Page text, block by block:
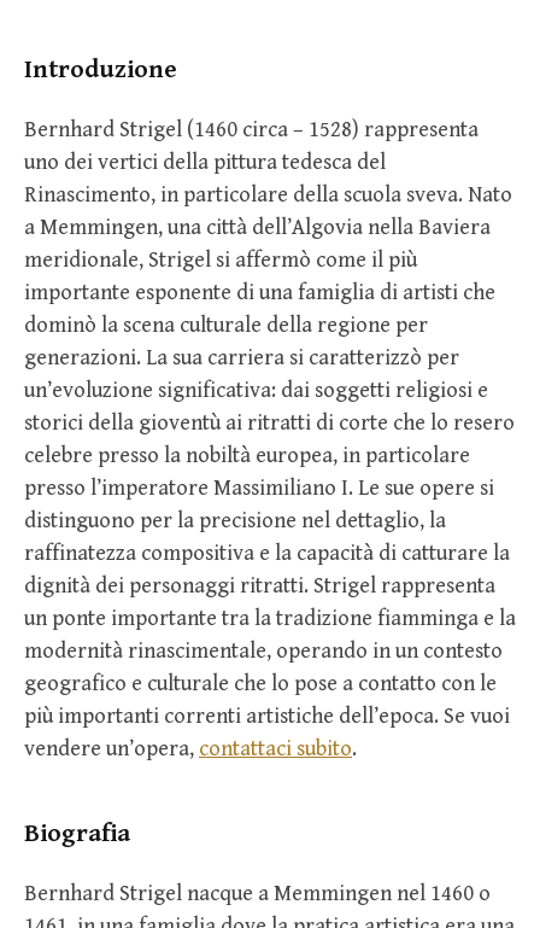
Introduzione
Bernhard Strigel (1460 circa – 1528) rappresenta
uno dei vertici della pittura tedesca del
Rinascimento, in particolare della scuola sveva. Nato
a Memmingen, una città dell’Algovia nella Baviera
meridionale, Strigel si affermò come il più
importante esponente di una famiglia di artisti che
dominò la scena culturale della regione per
generazioni. La sua carriera si caratterizzò per
un’evoluzione significativa: dai soggetti religiosi e
storici della gioventù ai ritratti di corte che lo resero
celebre presso la nobiltà europea, in particolare
presso l’imperatore Massimiliano I. Le sue opere si
distinguono per la precisione nel dettaglio, la
raffinatezza compositiva e la capacità di catturare la
dignità dei personaggi ritratti. Strigel rappresenta
un ponte importante tra la tradizione fiamminga e la
modernità rinascimentale, operando in un contesto
geografico e culturale che lo pose a contatto con le
più importanti correnti artistiche dell’epoca. Se vuoi
vendere un’opera, contattaci subito.
Biografia
Bernhard Strigel nacque a Memmingen nel 1460 o